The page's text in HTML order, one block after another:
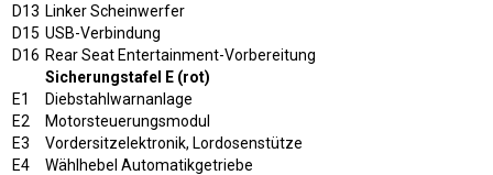
D13 Linker Scheinwerfer
D15 USB-Verbindung
D16 Rear Seat Entertainment-Vorbereitung
Sicherungstafel E (rot)
E1
Diebstahlwarnanlage
E2
Motorsteuerungsmodul
E3
Vordersitzelektronik, Lordosenstütze
E4
Wählhebel Automatikgetriebe